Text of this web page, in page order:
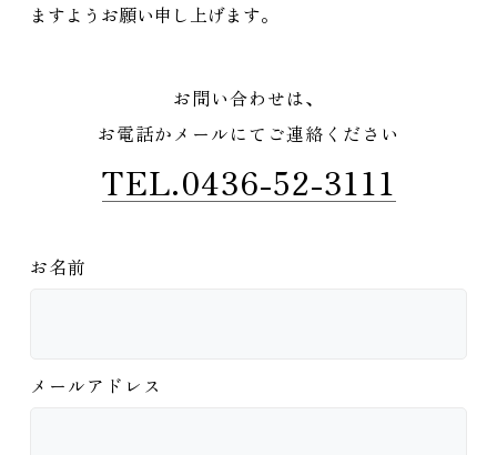
ますようお願い申し上げます。
お問い合わせは、
お電話かメールにてご連絡ください
TEL.0436-52-3111
お名前
メールアドレス